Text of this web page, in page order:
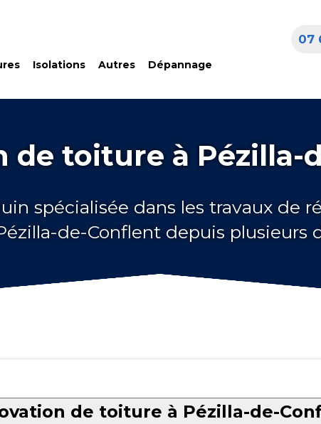
Isolations Autres Dépannage
07
de toiture à Pézilla-
spécialisée dans les travaux de
de-Conflent depuis plusieurs
de toiture à Pézilla-de-